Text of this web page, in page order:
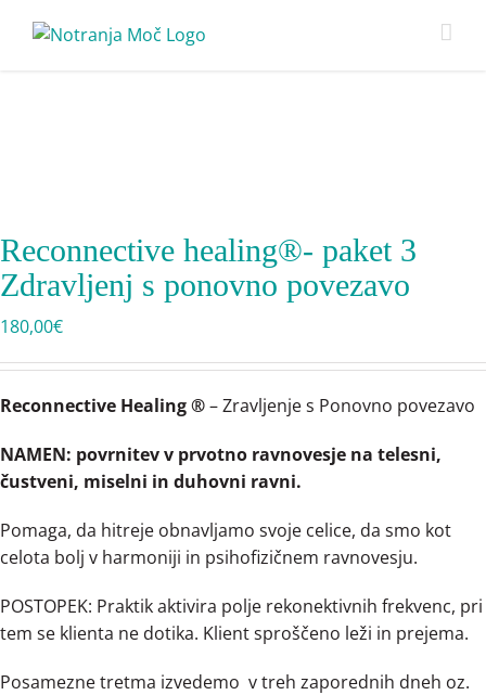
Reconnective healing®- paket 3
Zdravljenj s ponovno povezavo
180,00€
Reconnective Healing ®– Zravljenje s Ponovno povezavo
NAMEN: povrnitev v prvotno ravnovesje na telesni,
čustveni, miselni in duhovni ravni.
Pomaga, da hitreje obnavljamo svoje celice, da smo kot
celota bolj v harmoniji in psihofizičnem ravnovesju.
POSTOPEK: Praktik aktivira polje rekonektivnih frekvenc, pri
tem se klienta ne dotika. Klient sproščeno leži in prejema.
Posamezne tretma izvedemo v treh zaporednih dneh oz.